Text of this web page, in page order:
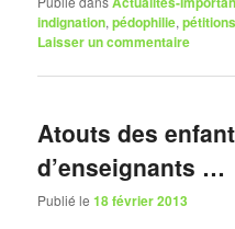
indignation,pédophilie,pétitions
Laisser un commentaire
Atouts des
d’enseignants …
Publié le18 février 2013